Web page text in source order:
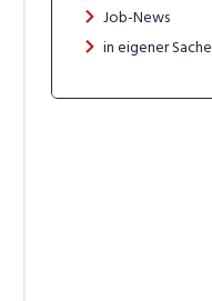
Job-News
in eigener Sache